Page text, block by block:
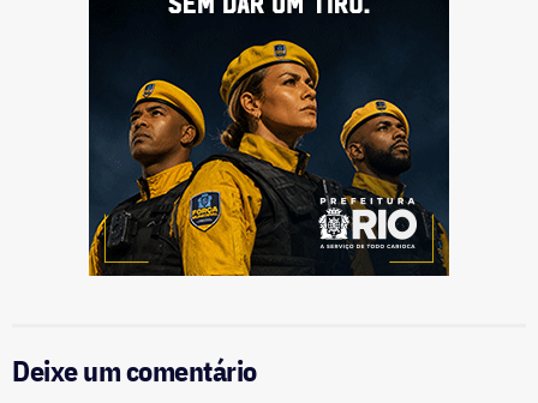
Deixe um comentário